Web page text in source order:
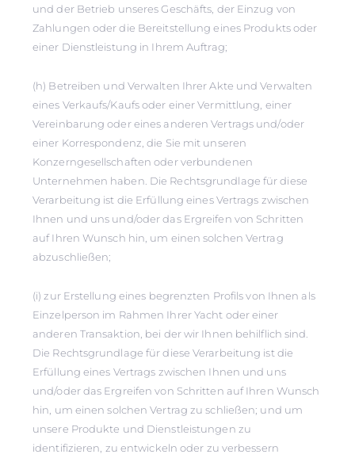
und der Betrieb unseres Geschäfts, der Einzug von
Zahlungen oder die Bereitstellung eines Produkts oder
einer Dienstleistung in Ihrem Auftrag;
(h) Betreiben und Verwalten Ihrer Akte und Verwalten
eines Verkaufs/Kaufs oder einer Vermittlung, einer
Vereinbarung oder eines anderen Vertrags und/oder
einer Korrespondenz, die Sie mit unseren
Konzerngesellschaften oder verbundenen
Unternehmen haben. Die Rechtsgrundlage für diese
Verarbeitung ist die Erfüllung eines Vertrags zwischen
Ihnen und uns und/oder das Ergreifen von Schritten
auf Ihren Wunsch hin, um einen solchen Vertrag
abzuschließen;
(i) zur Erstellung eines begrenzten Profils von Ihnen als
Einzelperson im Rahmen Ihrer Yacht oder einer
anderen Transaktion, bei der wir Ihnen behilflich sind.
Die Rechtsgrundlage für diese Verarbeitung ist die
Erfüllung eines Vertrags zwischen Ihnen und uns
und/oder das Ergreifen von Schritten auf Ihren Wunsch
hin, um einen solchen Vertrag zu schließen; und um
unsere Produkte und Dienstleistungen zu
identifizieren, zu entwickeln oder zu verbessern